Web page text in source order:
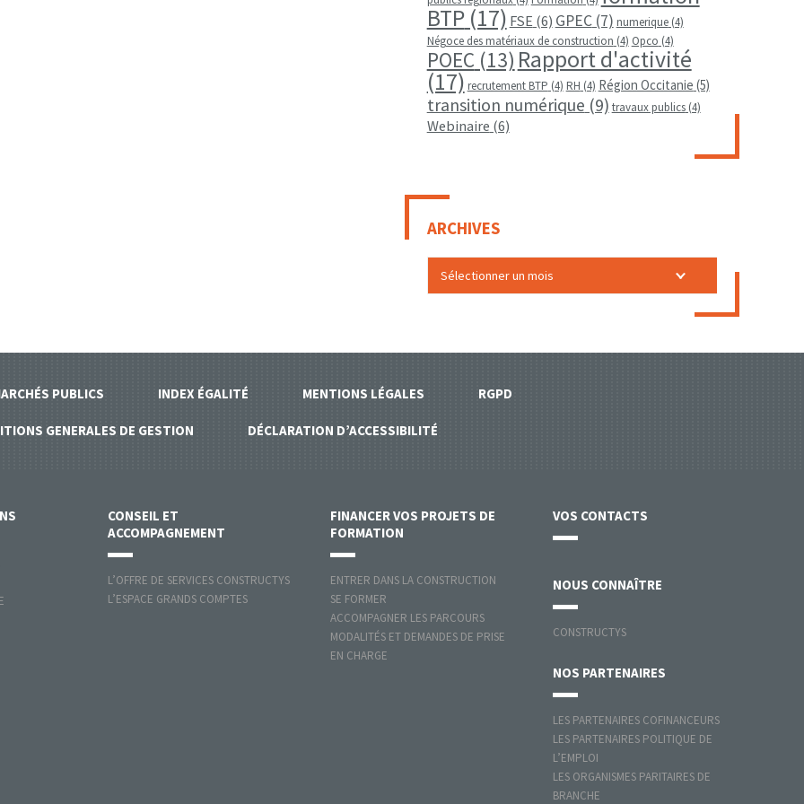
BTP(17) FSE (6) GPEC(7) numerique(4)
Négoce des matériaux de construction (4) Opco (4)
POEC (13) Rapport d'activité
(17) recrutement BTP (4) RH (4) Région Occitanie (5)
transition numérique (9) travaux publics(4)
Webinaire (6)
ARCHIVES
PUBLICS INDEX ÉGALITÉ MENTIONS LÉGALES RGPD
GENERALES DE GESTION DÉCLARATION D’ACCESSIBILITÉ
CONSEIL ET
ACCOMPAGNEMENT
L’OFFRE DE SERVICES CONSTRUCTYS
L’ESPACE GRANDS COMPTES
FINANCER VOS PROJETS DE
FORMATION
ENTRER DANS LA CONSTRUCTION
SE FORMER
ACCOMPAGNER LES PARCOURS
MODALITÉS ET DEMANDES DE PRISE
EN CHARGE
VOS CONTACTS
NOUS CONNAÎTRE
CONSTRUCTYS
NOS PARTENAIRES
LES PARTENAIRES COFINANCEURS
LES PARTENAIRES POLITIQUE DE
L’EMPLOI
LES ORGANISMES PARITAIRES DE
BRANCHE